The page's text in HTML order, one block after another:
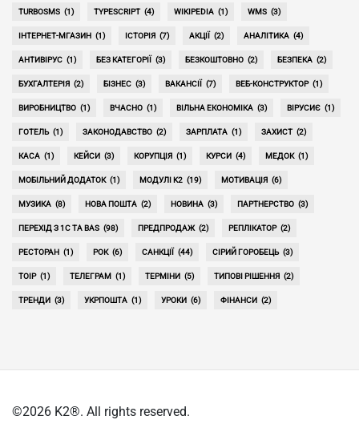
TURBOSMS (1) TYPESCRIPT (4) WIKIPEDIA (1) WMS (3)
ІНТЕРНЕТ-МГАЗИН (1) ІСТОРІЯ (7) АКЦІЇ (2) АНАЛІТИКА (4)
АНТИВІРУС (1) БЕЗ КАТЕГОРІЇ (3) БЕЗКОШТОВНО (2) БЕЗПЕКА (2)
БУХГАЛТЕРІЯ (2) БІЗНЕС (3) ВАКАНСІЇ (7) ВЕБ-КОНСТРУКТОР (1)
ВИРОБНИЦТВО (1) ВЧАСНО (1) ВІЛЬНА ЕКОНОМІКА (3) ВІРУСИЄ (1)
ГОТЕЛЬ (1) ЗАКОНОДАВСТВО (2) ЗАРПЛАТА (1) ЗАХИСТ (2)
КАСА (1) КЕЙСИ (3) КОРУПЦІЯ (1) КУРСИ (4) МЕДОК (1)
МОБІЛЬНИЙ ДОДАТОК (1) МОДУЛІ K2 (19) МОТИВАЦІЯ (6)
МУЗИКА (8) НОВА ПОШТА (2) НОВИНА (3) ПАРТНЕРСТВО (3)
ПЕРЕХІД З 1С ТА BAS (98) ПРЕДПРОДАЖ (2) РЕПЛІКАТОР (2)
РЕСТОРАН (1) РОК (6) САНКЦІЇ (44) СІРИЙ ГОРОБЕЦЬ (3)
ТОІР (1) ТЕЛЕГРАМ (1) ТЕРМІНИ (5) ТИПОВІ РІШЕННЯ (2)
ТРЕНДИ (3) УКРПОШТА (1) УРОКИ (6) ФІНАНСИ (2)
©2026 K2®. All rights reserved.